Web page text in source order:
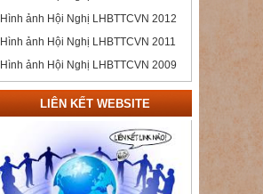
Hình ảnh Hội Nghị LHBTTCVN 2012
Hình ảnh Hội Nghị LHBTTCVN 2011
Hình ảnh Hội Nghị LHBTTCVN 2009
LIÊN KẾT WEBSITE